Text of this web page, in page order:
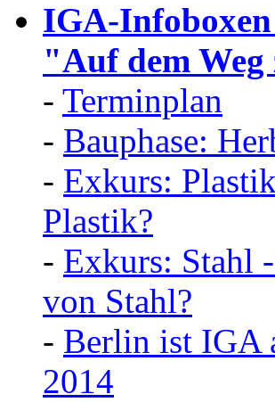
IGA-
"Auf dem
- Terminplan
- Bauphase:
- Exkurs:
Plastik?
- Exkurs: Stahl
von Stahl?
- Berlin ist IGA
2014